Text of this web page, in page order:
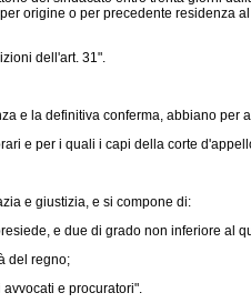
origine o per precedente
dell'art. 31".
la definitiva conferma, abbiano
e per i quali i capi della corte
e giustizia, e si compone di:
e due di grado non inferiore al
del regno;
e procuratori".